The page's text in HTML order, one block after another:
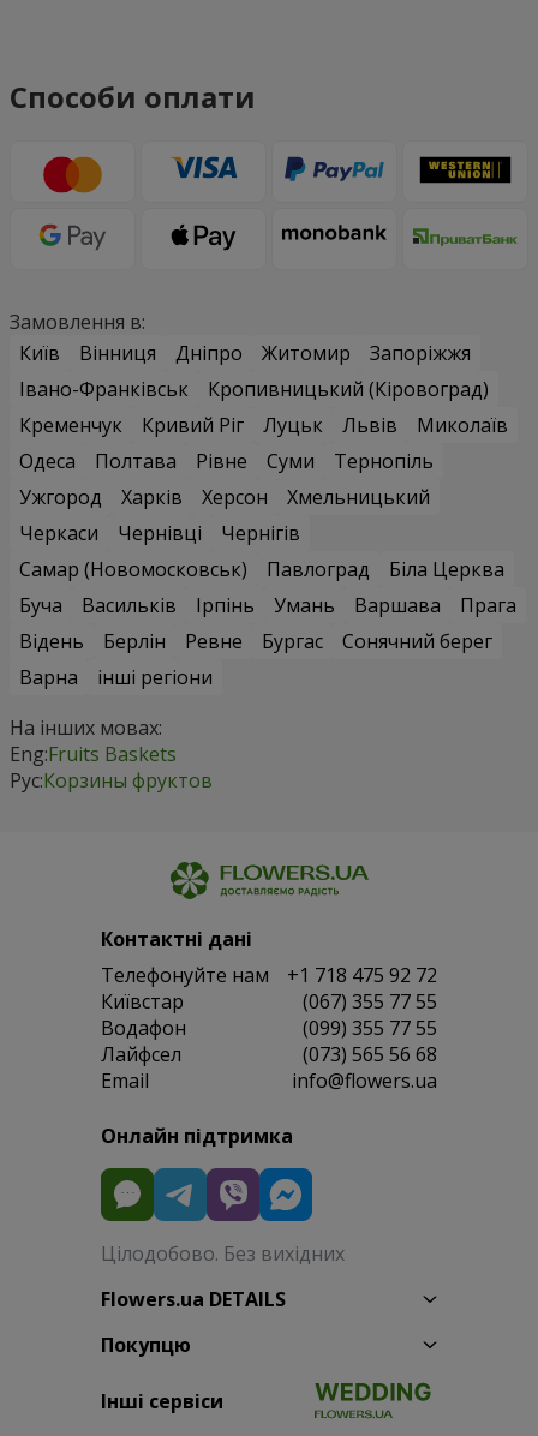
Способи оплати
Замовлення в:
Київ
Вінниця Дніпро Житомир
Запоріжжя
Івано-Франківськ
Кропивницький (Кіровоград)
Кременчук
Кривий Ріг Луцьк Львів
Миколаїв
Одеса
Полтава Рівне Суми
Тернопіль
Ужгород
Харків Херсон
Хмельницький
Черкаси
Чернівці
Чернігів
Самар (Новомосковськ)
Павлоград
Біла Церква
Буча
Васильків Ірпінь Умань Варшава
Прага
Відень
Берлін Ревне Бургас
Сонячний берег
Варна
інші регіони
На інших мовах:
Eng:Fruits Baskets
Рус:Корзины фруктов
Контактні дані
Телефонуйте нам
+1 718 475 92 72
Київстар
(067) 355 77 55
Водафон
(099) 355 77 55
Лайфсел
(073) 565 56 68
Email
info@flowers.ua
Онлайн підтримка
Цілодобово. Без вихідних
Flowers.ua DETAILS
Покупцю
Інші сервіси